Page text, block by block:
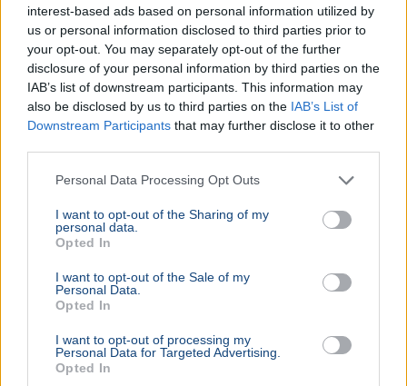
interest-based ads based on personal information utilized by
us or personal information disclosed to third parties prior to
your opt-out. You may separately opt-out of the further
disclosure of your personal information by third parties on the
IAB’s list of downstream participants. This information may
also be disclosed by us to third parties on the IAB’s List of
Downstream Participants that may further disclose it to other
Personal Data Processing Opt Outs
I want to opt-out of the Sharing of my
personal data.
Opted In
I want to opt-out of the Sale of my
Personal Data.
Opted In
I want to opt-out of processing my
Personal Data for Targeted Advertising.
Opted In
A magyar víziközmű-hálózat közel 80 százaléka
kritikus állapotban van, a csőtörések száma
pedig exponenciálisan nő. Kovács Károly szerint a
rezsicsökk...
BELFÖLD 2026. augusztus 6.
Szlovákiában is nagy a baj, mégis vizet
ígértek Magyarországnak